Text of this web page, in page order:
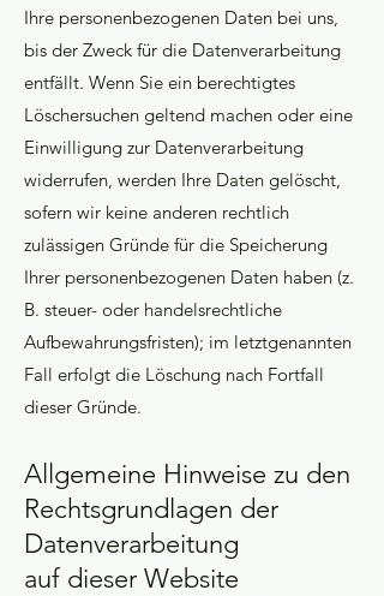
Ihre personenbezogenen Daten bei uns,
bis der Zweck für die Datenverarbeitung
entfällt. Wenn Sie ein berechtigtes
Löschersuchen geltend machen oder eine
Einwilligung zur Datenverarbeitung
widerrufen, werden Ihre Daten gelöscht,
sofern wir keine anderen rechtlich
zulässigen Gründe für die Speicherung
Ihrer personenbezogenen Daten haben (z.
B. steuer- oder handelsrechtliche
Aufbewahrungsfristen); im letztgenannten
Fall erfolgt die Löschung nach Fortfall
dieser Gründe.
Allgemeine Hinweise zu den
Rechtsgrundlagen der
Datenverarbeitung
auf dieser Website